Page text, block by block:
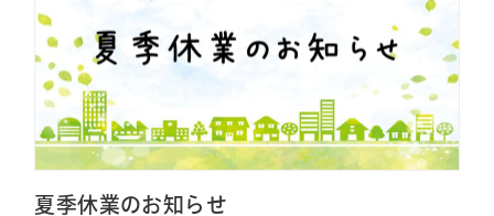
夏季休業のお知らせ